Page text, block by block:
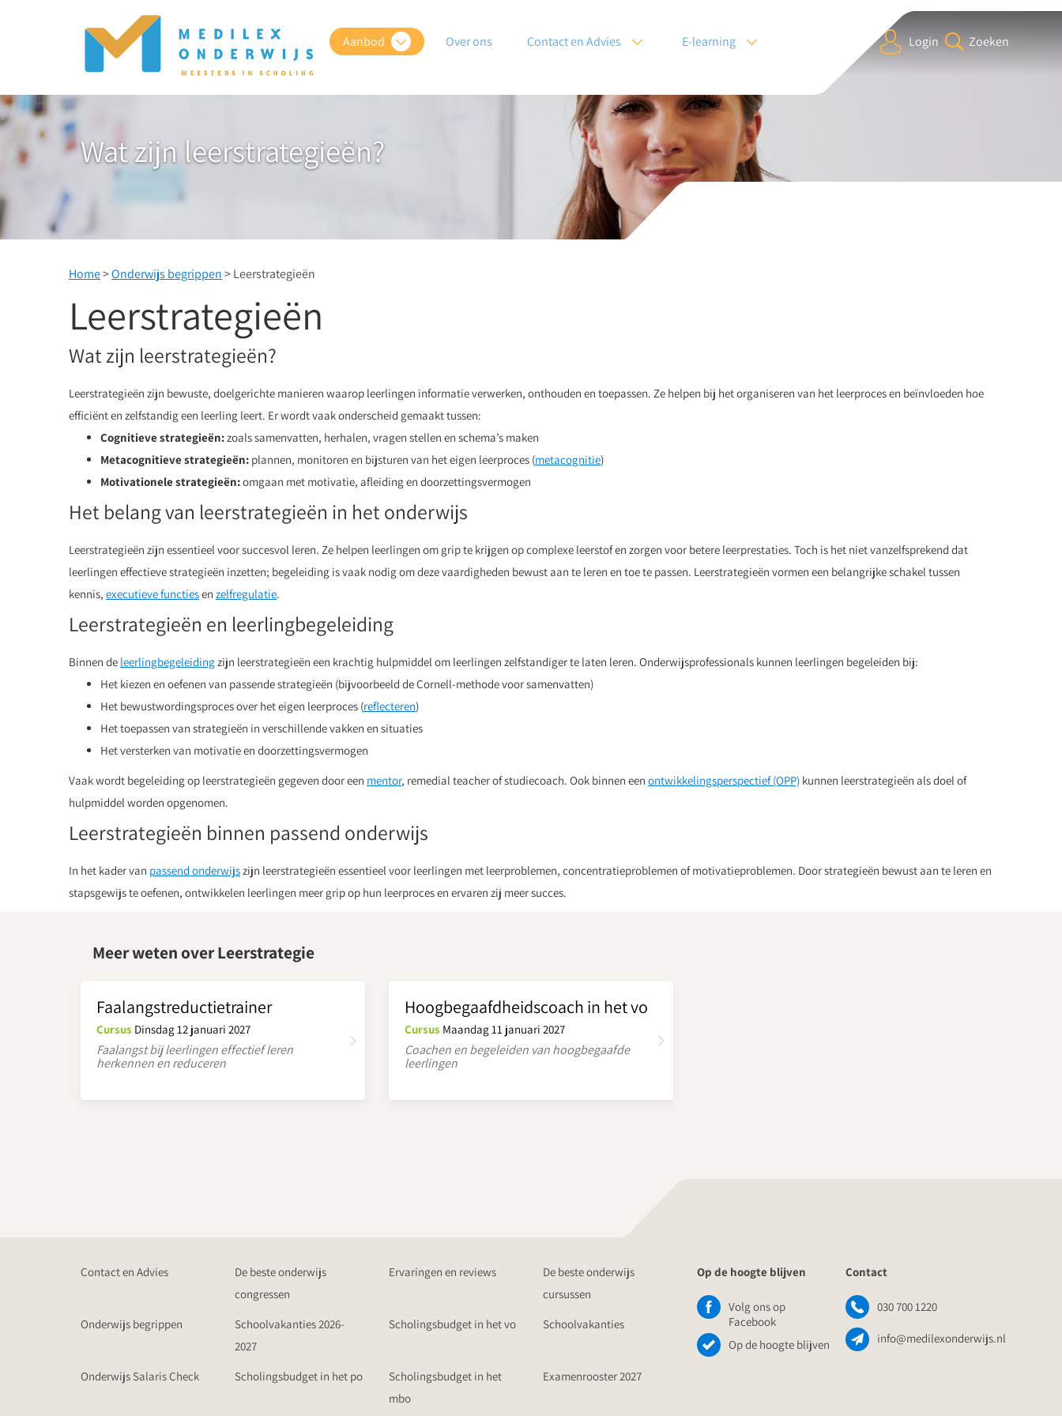
Aanbod Over ons Contact en Advies E-learning Login Zoeken
Wat zijn leerstrategieën?
Home>Onderwijs begrippen> Leerstrategieën
Leerstrategieën
Wat zijn leerstrategieën?
Leerstrategieën zijn bewuste, doelgerichte manieren waarop leerlingen informatie verwerken, onthouden en toepassen. Ze helpen bij het organiseren van het leerproces en beïnvloeden hoe
efficiënt en zelfstandig een leerling leert. Er wordt vaak onderscheid gemaakt tussen:
Cognitieve strategieën:zoals samenvatten, herhalen, vragen stellen en schema’s maken
Metacognitieve strategieën: plannen, monitoren en bijsturen van het eigen leerproces (metacognitie)
Motivationele strategieën:omgaan met motivatie, afleiding en doorzettingsvermogen
Het belang van leerstrategieën in het onderwijs
Leerstrategieën zijn essentieel voor succesvol leren. Ze helpen leerlingen om grip te krijgen op complexe leerstof en zorgen voor betere leerprestaties. Toch is het niet vanzelfsprekend dat
leerlingen effectieve strategieën inzetten; begeleiding is vaak nodig om deze vaardigheden bewust aan te leren en toe te passen. Leerstrategieën vormen een belangrijke schakel tussen
kennis, executieve functiesen zelfregulatie.
Leerstrategieën en leerlingbegeleiding
Binnen de leerlingbegeleidingzijn leerstrategieën een krachtig hulpmiddel om leerlingen zelfstandiger te laten leren. Onderwijsprofessionals kunnen leerlingen begeleiden bij:
Het kiezen en oefenen van passende strategieën (bijvoorbeeld de Cornell-methode voor samenvatten)
Het bewustwordingsproces over het eigen leerproces (reflecteren)
Het toepassen van strategieën in verschillende vakken en situaties
Het versterken van motivatie en doorzettingsvermogen
Vaak wordt begeleiding op leerstrategieën gegeven door een mentor, remedial teacher of studiecoach. Ook binnen een ontwikkelingsperspectief (OPP) kunnen leerstrategieën als doel of
hulpmiddel worden opgenomen.
Leerstrategieën binnen passend onderwijs
In het kader van passend onderwijszijn leerstrategieën essentieel voor leerlingen met leerproblemen, concentratieproblemen of motivatieproblemen. Door strategieën bewust aan te leren en
stapsgewijs te oefenen, ontwikkelen leerlingen meer grip op hun leerproces en ervaren zij meer succes.
Meer weten over Leerstrategie
Faalangstreductietrainer
Cursus Dinsdag 12 januari 2027
Faalangst bij leerlingen effectief leren
herkennen en reduceren
Hoogbegaafdheidscoach in het vo
Cursus Maandag 11 januari 2027
Coachen en begeleiden van hoogbegaafde
leerlingen
Contact en Advies
De beste onderwijs
congressen
Ervaringen en reviews
De beste onderwijs
cursussen
Onderwijs begrippen
Schoolvakanties 2026-
2027
Scholingsbudget in het vo Schoolvakanties
Onderwijs Salaris Check Scholingsbudget in het po
Scholingsbudget in het
mbo
Examenrooster 2027
Op de hoogte blijven
Volg ons op
Facebook
Op de hoogte blijven
Contact
030 700 1220
info@medilexonderwijs.nl